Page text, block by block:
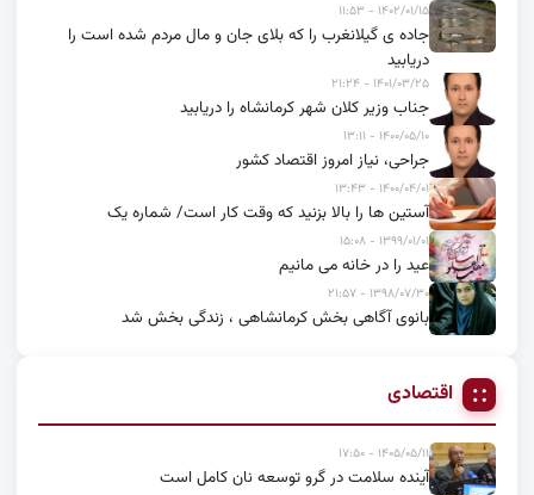
۱۴۰۲/۰۱/۱۵ - ۱۱:۵۳
جاده ی گیلانغرب را که بلای جان و مال مردم شده است را
دریابید
۱۴۰۱/۰۳/۲۵ - ۲۱:۲۴
جناب وزیر کلان شهر کرمانشاه را دریابید
۱۴۰۰/۰۵/۱۰ - ۱۳:۱۱
جراحی، نیاز امروز اقتصاد کشور
۱۴۰۰/۰۴/۰۱ - ۱۳:۴۳
آستین ها را بالا بزنید که وقت کار است/ شماره یک
۱۳۹۹/۰۱/۰۱ - ۱۵:۰۸
عید را در خانه می مانیم
۱۳۹۸/۰۷/۳۰ - ۲۱:۵۷
بانوی آگاهی بخش کرمانشاهی ، زندگی بخش شد
اقتصادی
۱۴۰۵/۰۵/۱۱ - ۱۷:۵۰
آینده سلامت در گرو توسعه نان کامل است